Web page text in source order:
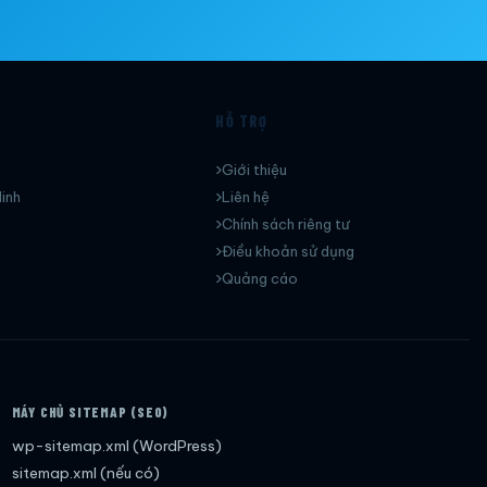
HỖ TRỢ
Giới thiệu
Liên hệ
Chính sách riêng tư
Điều khoản sử dụng
Quảng cáo
MÁY CHỦ SITEMAP (SEO)
wp-sitemap.xml (WordPress)
sitemap.xml (nếu có)